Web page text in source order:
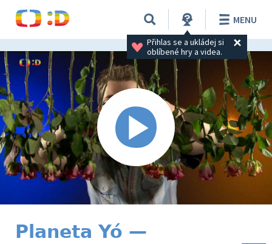
Přihlas se a ukládej si
oblíbené hry a videa.
MENU
Planeta Yó —